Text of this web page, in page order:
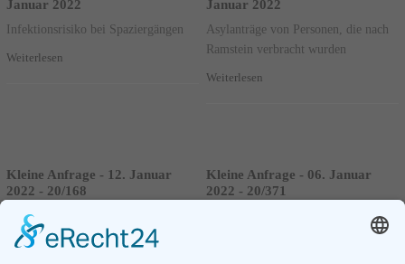
Januar 2022
Infektionsrisiko bei Spaziergängen
Weiterlesen
Januar 2022
Asylanträge von Personen, die nach
Ramstein verbracht wurden
Weiterlesen
Kleine Anfrage - 12. Januar
2022 - 20/168
Maßnahmen der Bundesregierung zur
Förderung der deutschen Sprache in
Kleine Anfrage - 06. Januar
2022 - 20/371
Extremistische Bestrebungen bei der